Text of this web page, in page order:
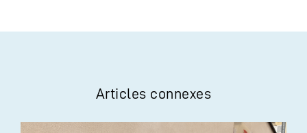
Articles connexes